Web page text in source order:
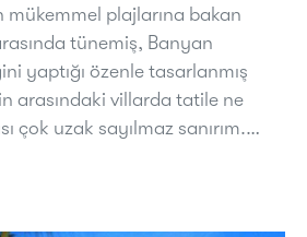
mükemmel plajlarına bakan
tünemiş, Banyan
yaptığı özenle tasarlanmış
arasındaki villarda tatile ne
çok uzak sayılmaz sanırım.…